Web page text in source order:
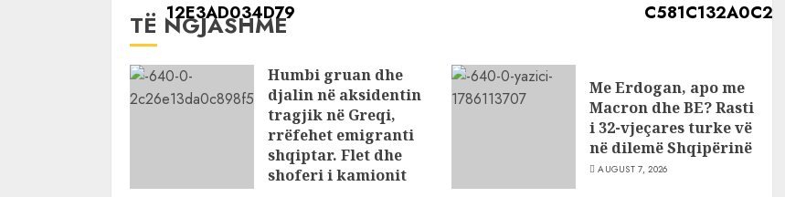
TË NGJASHME
Humbi gruan dhe
djalin në aksidentin
tragjik në Greqi,
rrëfehet emigranti
shqiptar. Flet dhe
shoferi i kamionit
Me Erdogan, apo me
Macron dhe BE? Rasti
i 32-vjeçares turke vë
në dilemë Shqipërinë
AUGUST 7, 2026